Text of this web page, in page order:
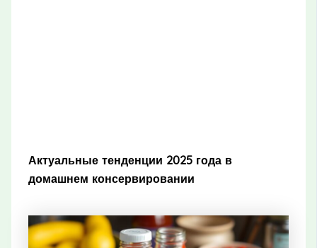
Актуальные тенденции 2025 года в
домашнем консервировании